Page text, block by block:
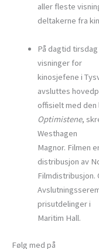
aller fleste
deltakerne fra
På dagtid
visninger for
kinosjefene i
avsluttes
offisielt med
Optimistene,
Westhagen
Magnor. Filmen
distribusjon av
prisutdelinger i
Maritim Hall.
Følg med på